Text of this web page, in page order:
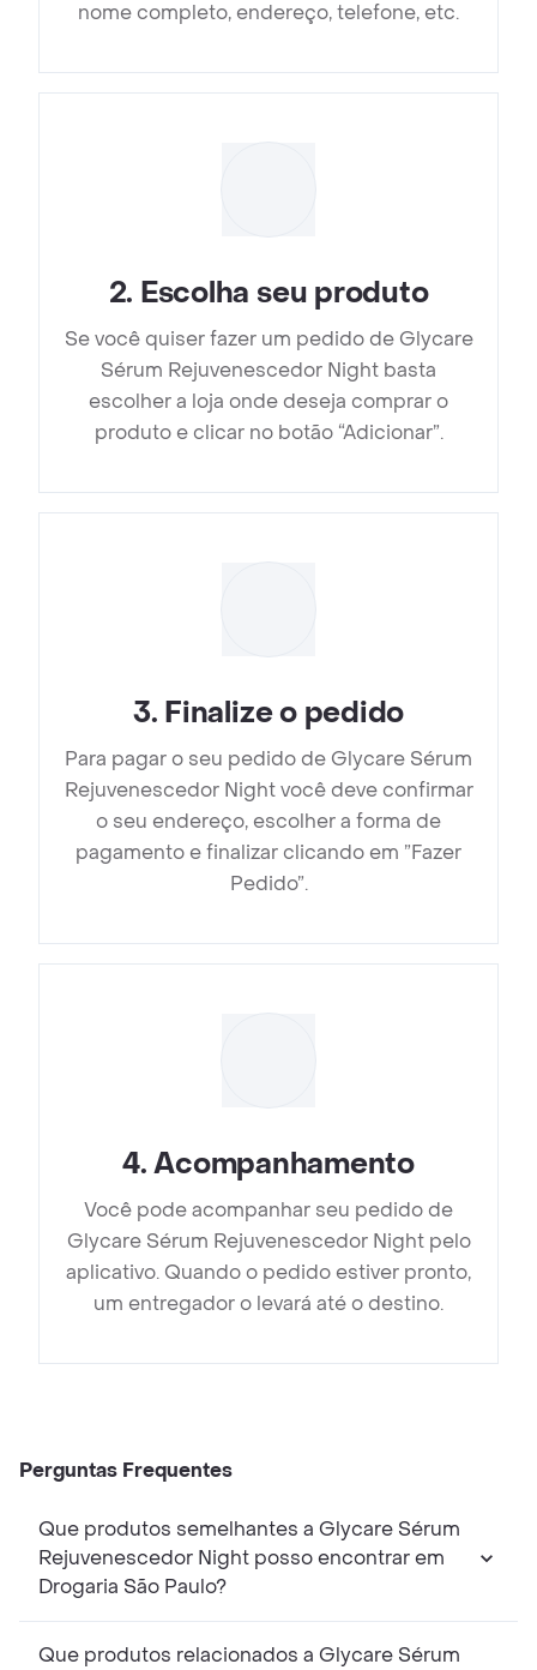
nome completo, endereço, telefone, etc.
2. Escolha seu produto
Se você quiser fazer um pedido de Glycare
Sérum Rejuvenescedor Night basta
escolher a loja onde deseja comprar o
produto e clicar no botão “Adicionar”.
3. Finalize o pedido
Para pagar o seu pedido de Glycare Sérum
Rejuvenescedor Night você deve confirmar
o seu endereço, escolher a forma de
pagamento e finalizar clicando em ”Fazer
Pedido”.
4.Acompanhamento
Você pode acompanhar seu pedido de
Glycare Sérum Rejuvenescedor Night pelo
aplicativo. Quando o pedido estiver pronto,
um entregador o levará até o destino.
Perguntas Frequentes
Que produtos semelhantes a Glycare Sérum
Rejuvenescedor Night posso encontrar em
Drogaria São Paulo?
Que produtos relacionados a Glycare Sérum